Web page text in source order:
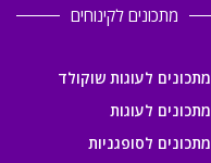
מתכונים לקינוחים
מתכונים לעוגות שוקולד
מתכונים לעוגות
מתכונים לסופגניות